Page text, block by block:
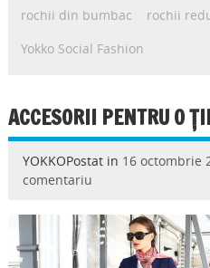
rochii din bumbac
rochii
Yokko Social Fashion
ACCESORII PENTRU O
YOKKOPostat in 16 octombrie
comentariu